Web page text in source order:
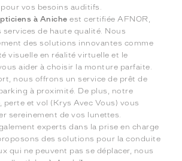
vos besoins auditifs.
à Aniche est certifiée AFNOR,
de haute qualité. Nous
des solutions innovantes comme
visuelle en réalité virtuelle et le
aider à choisir la monture parfaite.
nous offrons un service de prêt de
à proximité. De plus, notre
perte et vol (Krys Avec Vous) vous
sereinement de vos lunettes.
experts dans la prise en charge
des solutions pour la conduite
qui ne peuvent pas se déplacer, nous